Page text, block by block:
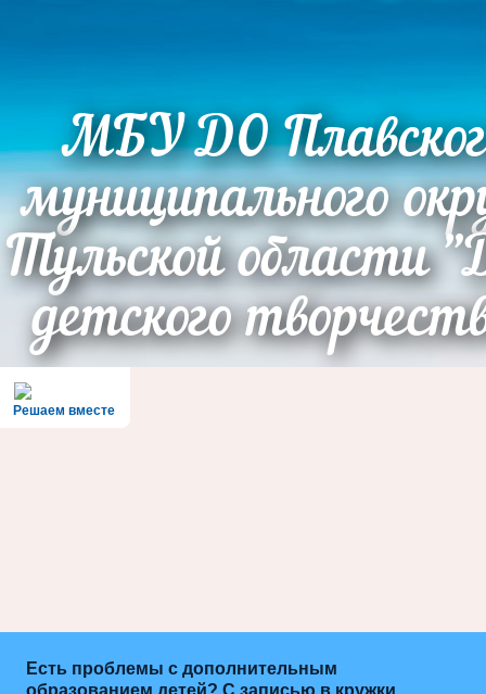
МБУ ДО
муниципального
Тульской области
детского
Решаем вместе
Есть проблемы с дополнительным
образованием детей? С записью в кружки